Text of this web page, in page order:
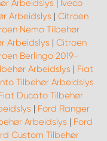
Arbeidslys | Iveco
Arbeidslys | Citroen
Nemo Tilbehør
Arbeidslys | Citroen
Berlingo 2019-
Arbeidslys | Fiat
Tilbehør Arbeidslys
Ducato Tilbehør
| Ford Ranger
Arbeidslys | Ford
Custom Tilbehør